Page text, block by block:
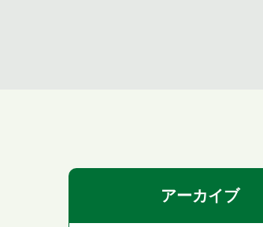
アーカイブ